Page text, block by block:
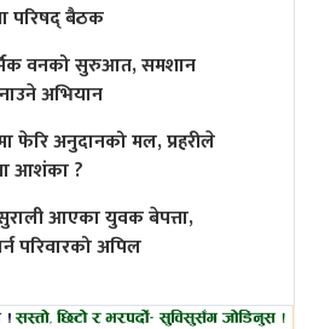
परिषद् बैठक
वनको सुरुआत, समशान
अभियान
फेरि अनुदानको मल, प्रहरीले
आशंका ?
आएका युवक बेपत्ता,
परिवारको अपिल